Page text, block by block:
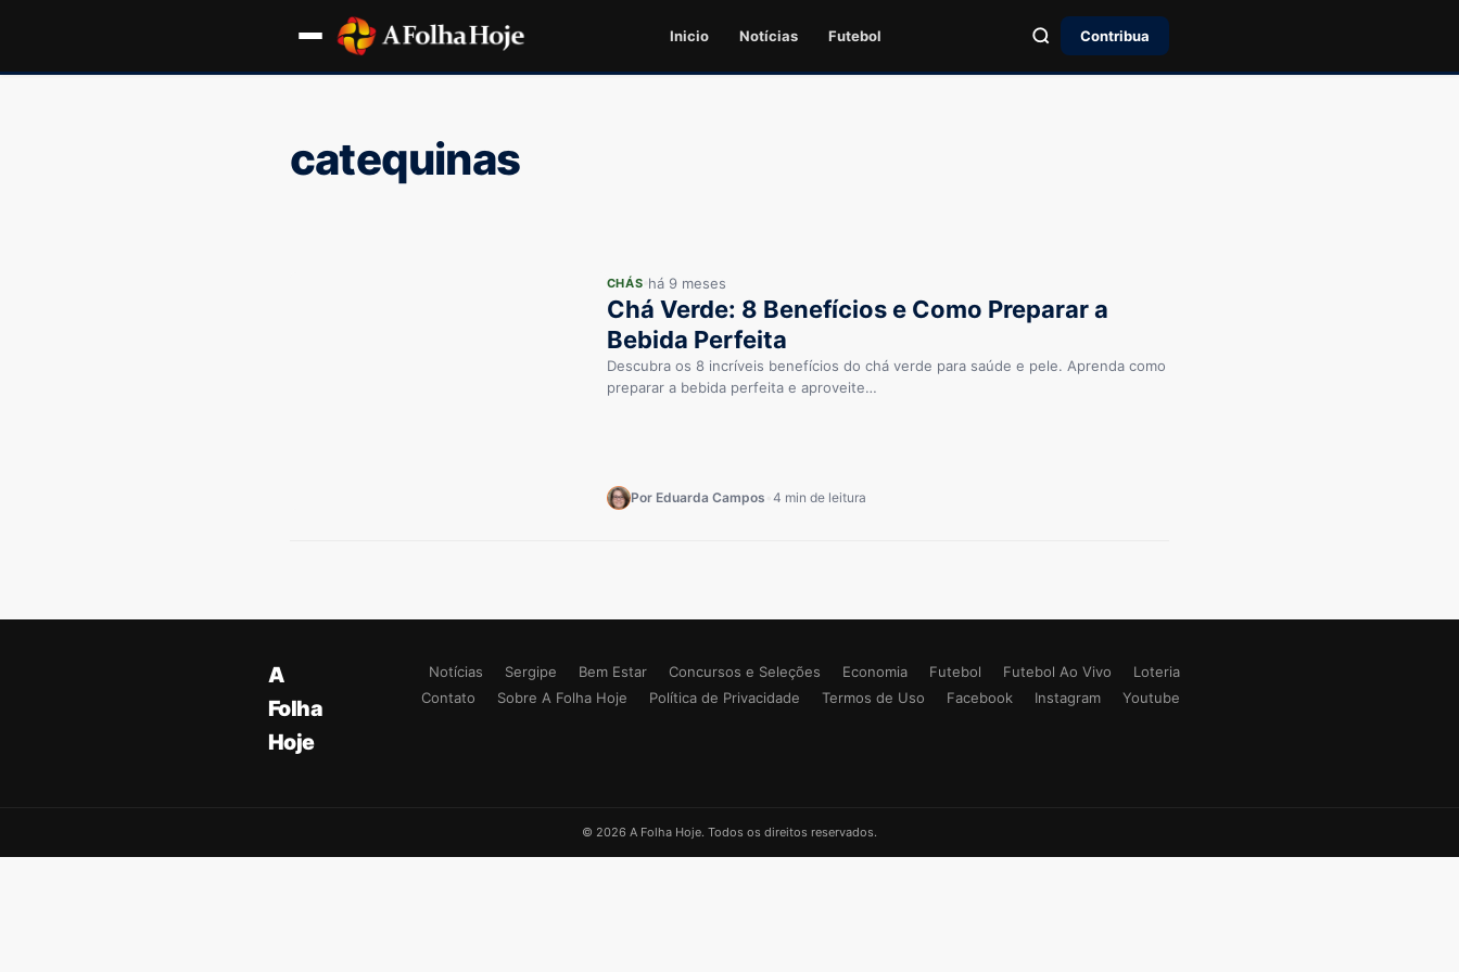
Inicio Notícias Futebol Contribua
catequinas
CHÁS há 9 meses
Chá Verde: 8 Benefícios e Como Preparar a
Bebida Perfeita
Descubra os 8 incríveis benefícios do chá verde para saúde e pele. Aprenda como
preparar a bebida perfeita e aproveite…
Por Eduarda Campos 4 min de leitura
A
Folha
Hoje
Notícias Sergipe Bem Estar Concursos e Seleções Economia Futebol Futebol Ao Vivo
Loteria
Contato
Sobre A Folha Hoje Política de Privacidade Termos de Uso Facebook Instagram Youtube
© 2026 A Folha Hoje. Todos os direitos reservados.